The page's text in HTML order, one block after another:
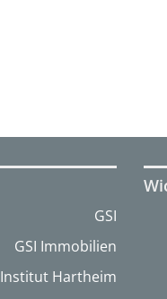
GSI
GSI Immobilien
Institut Hartheim